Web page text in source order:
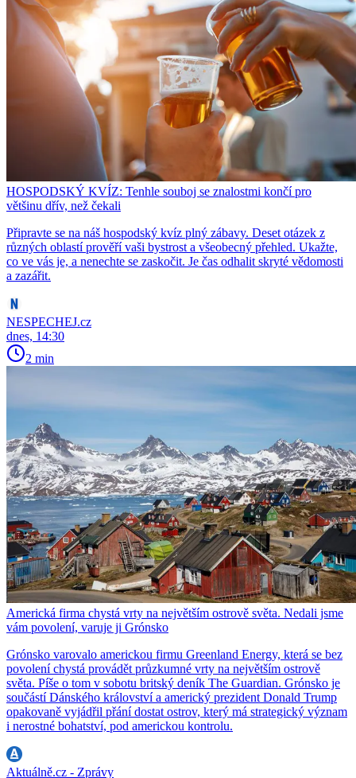
HOSPODSKÝ KVÍZ: Tenhle souboj se znalostmi končí pro
většinu dřív, než čekali
Připravte se na náš hospodský kvíz plný zábavy. Deset otázek z
různých oblastí prověří vaši bystrost a všeobecný přehled. Ukažte,
co ve vás je, a nenechte se zaskočit. Je čas odhalit skryté vědomosti
a zazářit.
NESPECHEJ.cz
dnes, 14:30
2 min
Americká firma chystá vrty na největším ostrově světa. Nedali jsme
vám povolení, varuje ji Grónsko
Grónsko varovalo americkou firmu Greenland Energy, která se bez
povolení chystá provádět průzkumné vrty na největším ostrově
světa. Píše o tom v sobotu britský deník The Guardian. Grónsko je
součástí Dánského království a americký prezident Donald Trump
opakovaně vyjádřil přání dostat ostrov, který má strategický význam
i nerostné bohatství, pod americkou kontrolu.
Aktuálně.cz - Zprávy